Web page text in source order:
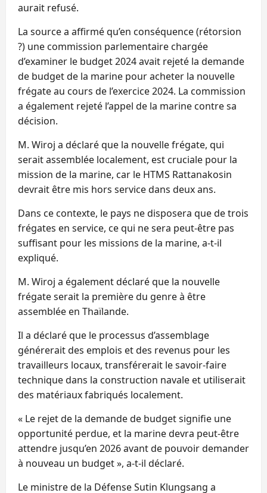
aurait refusé.
La source a affirmé qu’en conséquence (rétorsion
?) une commission parlementaire chargée
d’examiner le budget 2024 avait rejeté la demande
de budget de la marine pour acheter la nouvelle
frégate au cours de l’exercice 2024. La commission
a également rejeté l’appel de la marine contre sa
décision.
M. Wiroj a déclaré que la nouvelle frégate, qui
serait assemblée localement, est cruciale pour la
mission de la marine, car le HTMS Rattanakosin
devrait être mis hors service dans deux ans.
Dans ce contexte, le pays ne disposera que de trois
frégates en service, ce qui ne sera peut-être pas
suffisant pour les missions de la marine, a-t-il
expliqué.
M. Wiroj a également déclaré que la nouvelle
frégate serait la première du genre à être
assemblée en Thaïlande.
Il a déclaré que le processus d’assemblage
générerait des emplois et des revenus pour les
travailleurs locaux, transférerait le savoir-faire
technique dans la construction navale et utiliserait
des matériaux fabriqués localement.
« Le rejet de la demande de budget signifie une
opportunité perdue, et la marine devra peut-être
attendre jusqu’en 2026 avant de pouvoir demander
à nouveau un budget », a-t-il déclaré.
Le ministre de la Défense Sutin Klungsang a